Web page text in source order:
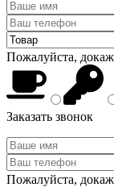
Пожалуйста,
Заказать звонок
Пожалуйста,